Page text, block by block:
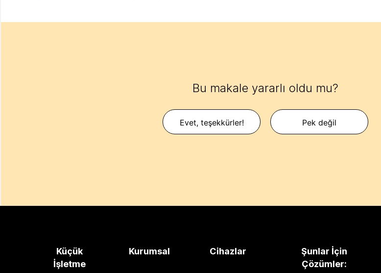
Bu makale yararlı oldu mu?
Evet, teşekkürler! Pek değil
Küçük
İşletme
Kurumsal Cihazlar
Şunlar İçin
Çözümler: